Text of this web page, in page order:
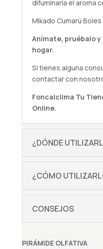
difuminaría el aroma
Mikado Cumarú Boles
Anímate, pruébaloy
hogar.
Si tienes alguna
contactar con
Foncalclima Tu
Online.
¿DÓNDE
¿CÓMO
CONSEJOS
PIRÁMIDE OLFATIVA